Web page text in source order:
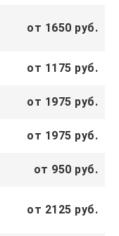
от 1650 руб.
от 1175 руб.
от 1975 руб.
от 1975 руб.
от 950 руб.
от 2125 руб.